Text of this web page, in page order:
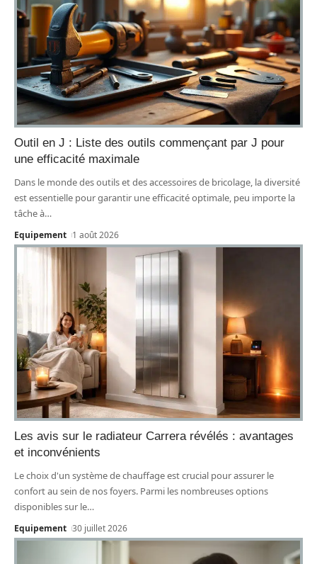
Outil en J : Liste des outils commençant par J pour
une efficacité maximale
Dans le monde des outils et des accessoires de bricolage, la diversité
est essentielle pour garantir une efficacité optimale, peu importe la
tâche à…
Equipement 1 août 2026
Les avis sur le radiateur Carrera révélés : avantages
et inconvénients
Le choix d'un système de chauffage est crucial pour assurer le
confort au sein de nos foyers. Parmi les nombreuses options
disponibles sur le…
Equipement 30 juillet 2026